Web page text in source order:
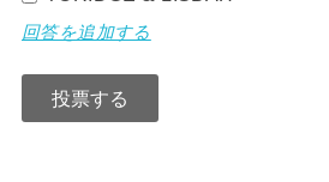
回答を追加する